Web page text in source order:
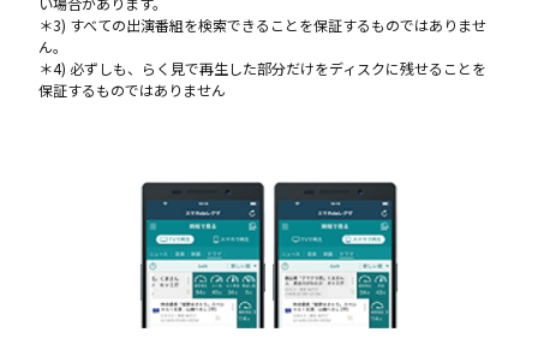
＊3) すべての出演番組を検索できることを保証するものではありませ
ん。
＊4) 必ずしも、らく見で再生した部分だけをディスクに残せることを
保証するものではありません